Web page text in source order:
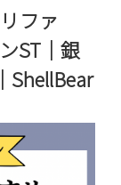
ファ
ST｜銀
ShellBear